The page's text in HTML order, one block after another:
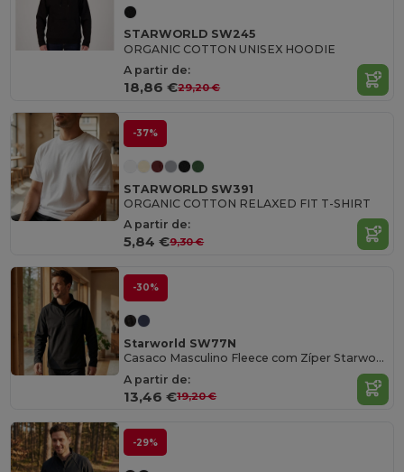
STARWORLD SW245
ORGANIC COTTON UNISEX HOODIE
A partir de:
18,86 €29,20 €
-37%
STARWORLD SW391
ORGANIC COTTON RELAXED FIT T-SHIRT
A partir de:
5,84 €9,30 €
-30%
Starworld SW77N
Casaco Masculino Fleece com Zíper Starworld
A partir de:
13,46 €19,20 €
-29%